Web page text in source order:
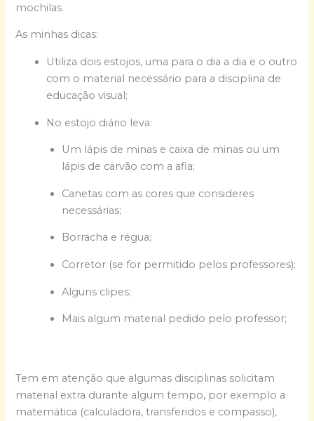
mochilas.
As minhas dicas:
Utiliza dois estojos, uma para o dia a dia e o outro
com o material necessário para a disciplina de
educação visual;
No estojo diário leva:
Um lápis de minas e caixa de minas ou um
lápis de carvão com a afia;
Canetas com as cores que consideres
necessárias;
Borracha e régua;
Corretor (se for permitido pelos professores);
Alguns clipes;
Mais algum material pedido pelo professor;
Tem em atenção que algumas disciplinas solicitam
material extra durante algum tempo, por exemplo a
matemática (calculadora, transferidos e compasso),